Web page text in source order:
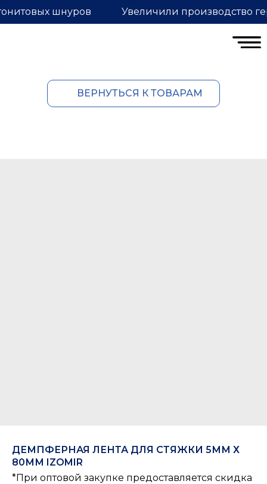
Увеличили производство
шнуров
ВЕРНУТЬСЯ К ТОВАРАМ
ДЕМПФЕРНАЯ ЛЕНТА ДЛЯ СТЯЖКИ 5ММ Х
80ММ IZOMIR
*При оптовой закупке предоставляется скидка